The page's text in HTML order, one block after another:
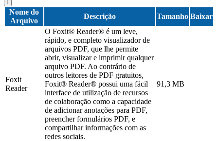
Nome do
Arquivo
Descrição Tamanho Baixar
Foxit
Reader
O Foxit® Reader® é um leve,
rápido, e completo visualizador de
arquivos PDF, que lhe permite
abrir, visualizar e imprimir qualquer
arquivo PDF. Ao contrário de
outros leitores de PDF gratuitos,
Foxit® Reader® possui uma fácil
interface de utilização de recursos
de colaboração como a capacidade
de adicionar anotações para PDF,
preencher formulários PDF, e
compartilhar informações com as
redes sociais.
91,3 MB